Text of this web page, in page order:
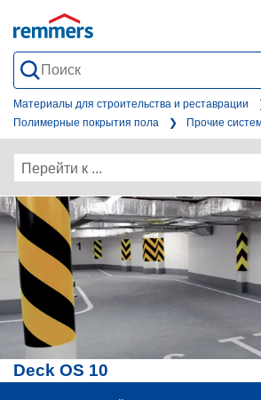
form
Материалы для строительства и реставрации
Полимерные покрытия пола
Прочие
Перейти к ...
Deck OS 10